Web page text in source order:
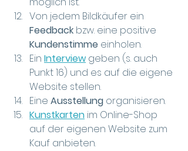
Von jedem Bildkäufer ein
Feedback bzw. eine positive
Kundenstimme einholen.
Ein Interview geben (s. auch
Punkt 16) und es auf die eigene
Website stellen.
Eine Ausstellung organisieren.
Kunstkarten im Online-Shop
auf der eigenen Website zum
Kauf anbieten.